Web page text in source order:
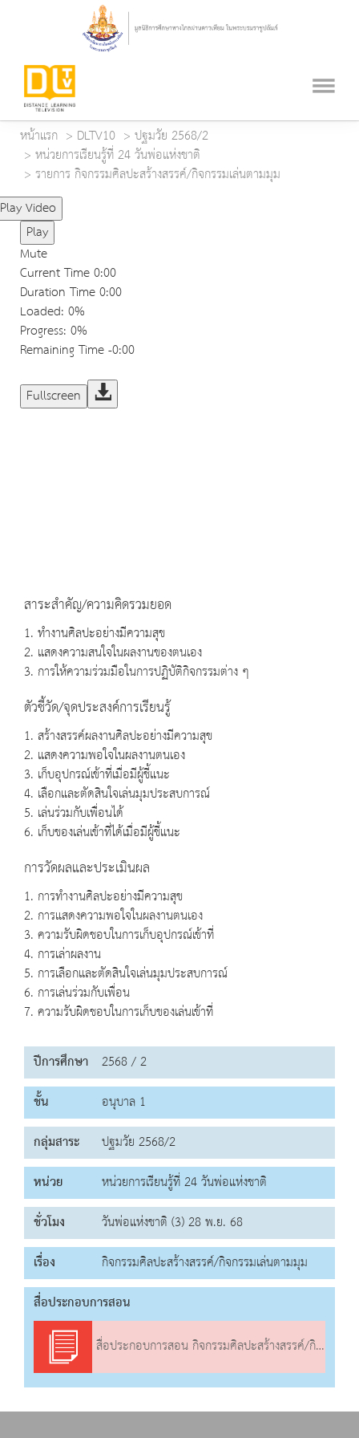
หน้าแรก DLTV10
ปฐมวัย 2568/2
หน่วยการเรียนรู้ที่ 24 วันพ่อแห่งชาติ
รายการ กิจกรรมศิลปะสร้างสรรค์/กิจกรรมเล่นตามมุม
Play Video
Play
Mute
Current Time0:00
Duration Time0:00
Loaded: 0%
Progress: 0%
Remaining Time-0:00
Fullscreen
สาระสำคัญ/ความคิดรวมยอด
1. ทำงานศิลปะอย่างมีความสุข
2. แสดงความสนใจในผลงานของตนเอง
3. การให้ความร่วมมือในการปฏิบัติกิจกรรมต่าง ๆ
ตัวชี้วัด/จุดประสงค์การเรียนรู้
1. สร้างสรรค์ผลงานศิลปะอย่างมีความสุข
2. แสดงความพอใจในผลงานตนเอง
3. เก็บอุปกรณ์เข้าที่เมื่อมีผู้ชี้แนะ
4. เลือกและตัดสินใจเล่นมุมประสบการณ์
5. เล่นร่วมกับเพื่อนได้
6. เก็บของเล่นเข้าที่ได้เมื่อมีผู้ชี้แนะ
การวัดผลและประเมินผล
1. การทำงานศิลปะอย่างมีความสุข
2. การแสดงความพอใจในผลงานตนเอง
3. ความรับผิดชอบในการเก็บอุปกรณ์เข้าที่
4. การเล่าผลงาน
5. การเลือกและตัดสินใจเล่นมุมประสบการณ์
6. การเล่นร่วมกับเพื่อน
7. ความรับผิดชอบในการเก็บของเล่นเข้าที่
ปีการศึกษา 2568 / 2
ชั้น
อนุบาล 1
กลุ่มสาระ
ปฐมวัย 2568/2
หน่วย
หน่วยการเรียนรู้ที่ 24 วันพ่อแห่งชาติ
ชั่วโมง
วันพ่อแห่งชาติ (3) 28 พ.ย. 68
เรื่อง
กิจกรรมศิลปะสร้างสรรค์/กิจกรรมเล่นตามมุม
สื่อประกอบการสอน
สื่อประกอบการสอน กิจกรรมศิลปะสร้างสรรค์/กิจกรรมเล่นตามมุม